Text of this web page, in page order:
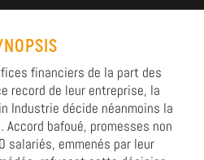
financiers de la part des
record de leur entreprise, la
Industrie décide néanmoins la
bafoué, promesses non
salariés, emmenés par leur